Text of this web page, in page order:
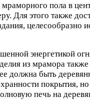
пола в
Для этого также
целесообразно
энергетикой
из мрамора также
должна быть
покрытия,
печь на